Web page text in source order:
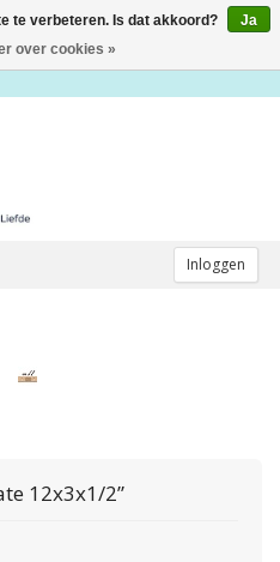
Inloggen
12x3x1/2”
te verbeteren. Is dat akkoord?
Ja
over cookies »